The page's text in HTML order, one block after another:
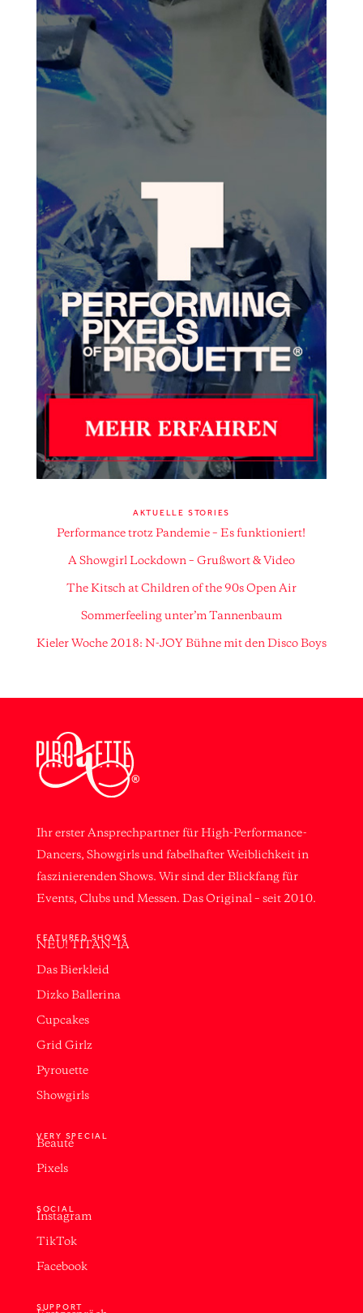
AKTUELLE STORIES
Performance trotz Pandemie – Es funktioniert!
A Showgirl Lockdown – Grußwort & Video
The Kitsch at Children of the 90s Open Air
Sommerfeeling unter’m Tannenbaum
Kieler Woche 2018: N-JOY Bühne mit den Disco Boys
Ihr erster Ansprechpartner für High-Performance-
Dancers, Showgirls und fabelhafter Weiblichkeit in
faszinierenden Shows. Wir sind der Blickfang für
Events, Clubs und Messen. Das Original – seit 2010.
FEATURED SHOWS
NEU! TITAN–IA
Das Bierkleid
Dizko Ballerina
Cupcakes
Grid Girlz
Pyrouette
Showgirls
VERY SPECIAL
Beauté
Pixels
SOCIAL
Instagram
TikTok
Facebook
SUPPORT